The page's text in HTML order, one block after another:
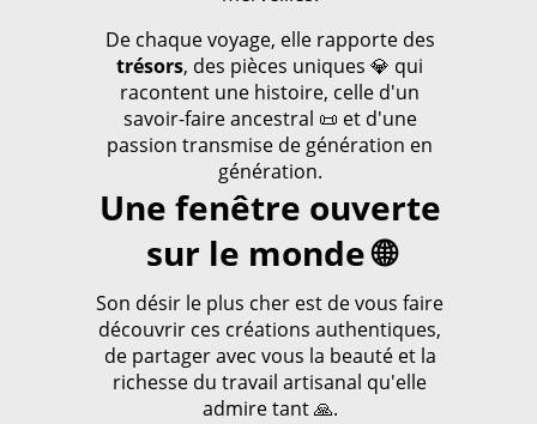
De chaque voyage, elle rapporte des
trésors, des pièces uniques 💎 qui
racontent une histoire, celle d'un
savoir-faire ancestral 📜 et d'une
passion transmise de génération en
génération.
Une fenêtre ouverte
sur le monde 🌐
Son désir le plus cher est de vous faire
découvrir ces créations authentiques,
de partager avec vous la beauté et la
richesse du travail artisanal qu'elle
admire tant 🙏.